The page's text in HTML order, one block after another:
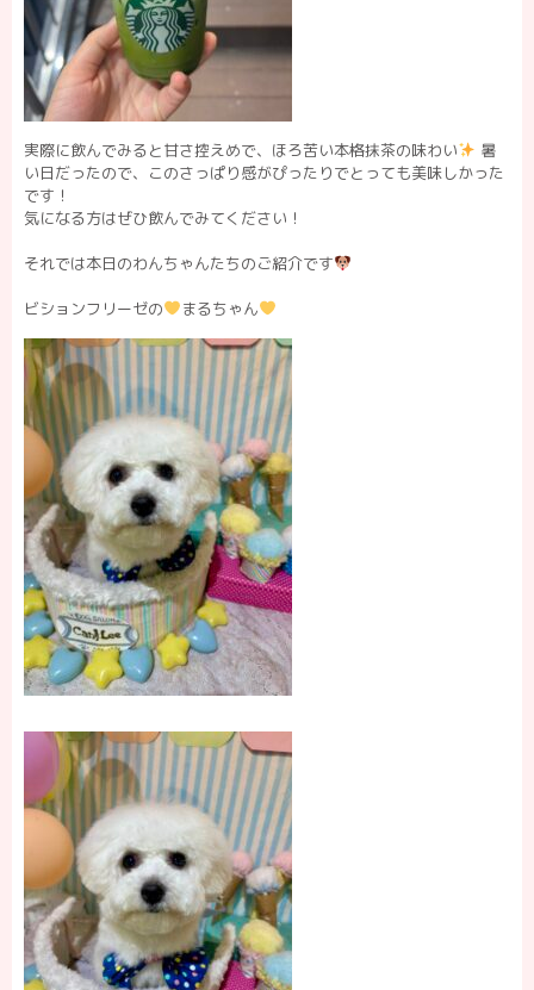
実際に飲んでみると甘さ控えめで、ほろ苦い本格抹茶の味わい
暑
い日だったので、このさっぱり感がぴったりでとっても美味しかった
です！
気になる方はぜひ飲んでみてください！
それでは本日のわんちゃんたちのご紹介です
ビションフリーゼの まるちゃん